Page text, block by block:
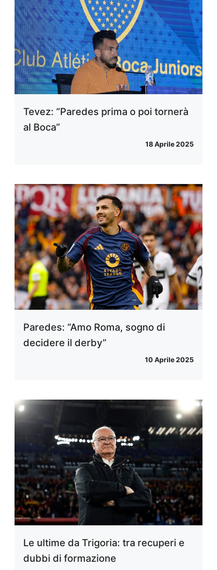
Tevez: “Paredes prima o poi tornerà
al Boca”
18 Aprile 2025
Paredes: “Amo Roma, sogno di
decidere il derby”
10 Aprile 2025
Le ultime da Trigoria: tra recuperi e
dubbi di formazione